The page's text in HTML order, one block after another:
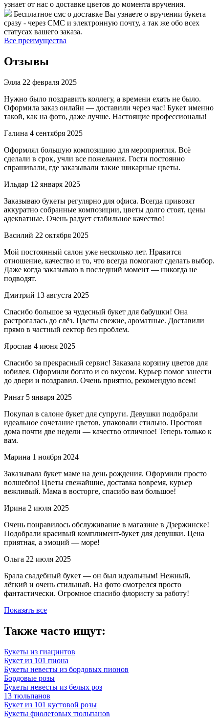
узнает от нас о доставке цветов до момента вручения.
Бесплатное смс о доставке Вы узнаете о вручении букета
сразу - через СМС и электронную почту, а так же обо всех
статусах вашего заказа.
Все преимущества
Отзывы
Элла 22 февраля 2025
Нужно было поздравить коллегу, а времени ехать не было.
Оформила заказ онлайн — доставили через час! Букет именно
такой, как на фото, даже лучше. Настоящие профессионалы!
Галина 4 сентября 2025
Оформлял большую композицию для мероприятия. Всё
сделали в срок, учли все пожелания. Гости постоянно
спрашивали, где заказывали такие шикарные цветы.
Ильдар 12 января 2025
Заказываю букеты регулярно для офиса. Всегда привозят
аккуратно собранные композиции, цветы долго стоят, цены
адекватные. Очень радует стабильное качество!
Василий 22 октября 2025
Мой постоянный салон уже несколько лет. Нравится
отношение, качество и то, что всегда помогают сделать выбор.
Даже когда заказываю в последний момент — никогда не
подводят.
Дмитрий 13 августа 2025
Спасибо большое за чудесный букет для бабушки! Она
растрогалась до слёз. Цветы свежие, ароматные. Доставили
прямо в частный сектор без проблем.
Ярослав 4 июня 2025
Спасибо за прекрасный сервис! Заказала корзину цветов для
юбилея. Оформили богато и со вкусом. Курьер помог занести
до двери и поздравил. Очень приятно, рекомендую всем!
Ринат 5 января 2025
Покупал в салоне букет для супруги. Девушки подобрали
идеальное сочетание цветов, упаковали стильно. Простоял
дома почти две недели — качество отличное! Теперь только к
вам.
Марина 1 ноября 2024
Заказывала букет маме на день рождения. Оформили просто
волшебно! Цветы свежайшие, доставка вовремя, курьер
вежливый. Мама в восторге, спасибо вам большое!
Ирина 2 июля 2025
Очень понравилось обслуживание в магазине в Дзержинске!
Подобрали красивый комплимент-букет для девушки. Цена
приятная, а эмоций — море!
Ольга 22 июля 2025
Брала свадебный букет — он был идеальным! Нежный,
лёгкий и очень стильный. На фото смотрелся просто
фантастически. Огромное спасибо флористу за работу!
Показать все
Также часто ищут:
Букеты из гиацинтов
Букет из 101 пиона
Букеты невесты из бордовых пионов
Бордовые розы
Букеты невесты из белых роз
13 тюльпанов
Букет из 101 кустовой розы
Букеты фиолетовых тюльпанов